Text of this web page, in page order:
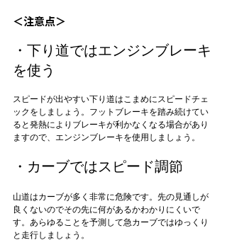
＜注意点＞
・下り道ではエンジンブレーキ
を使う
スピードが出やすい下り道はこまめにスピードチェ
ックをしましょう。フットブレーキを踏み続けてい
ると発熱によりブレーキが利かなくなる場合があり
・カーブではスピード調節
山道はカーブが多く非常に危険です。先の見通しが
良くないのでその先に何があるかわかりにくいで
す。あらゆることを予測して急カーブではゆっくり